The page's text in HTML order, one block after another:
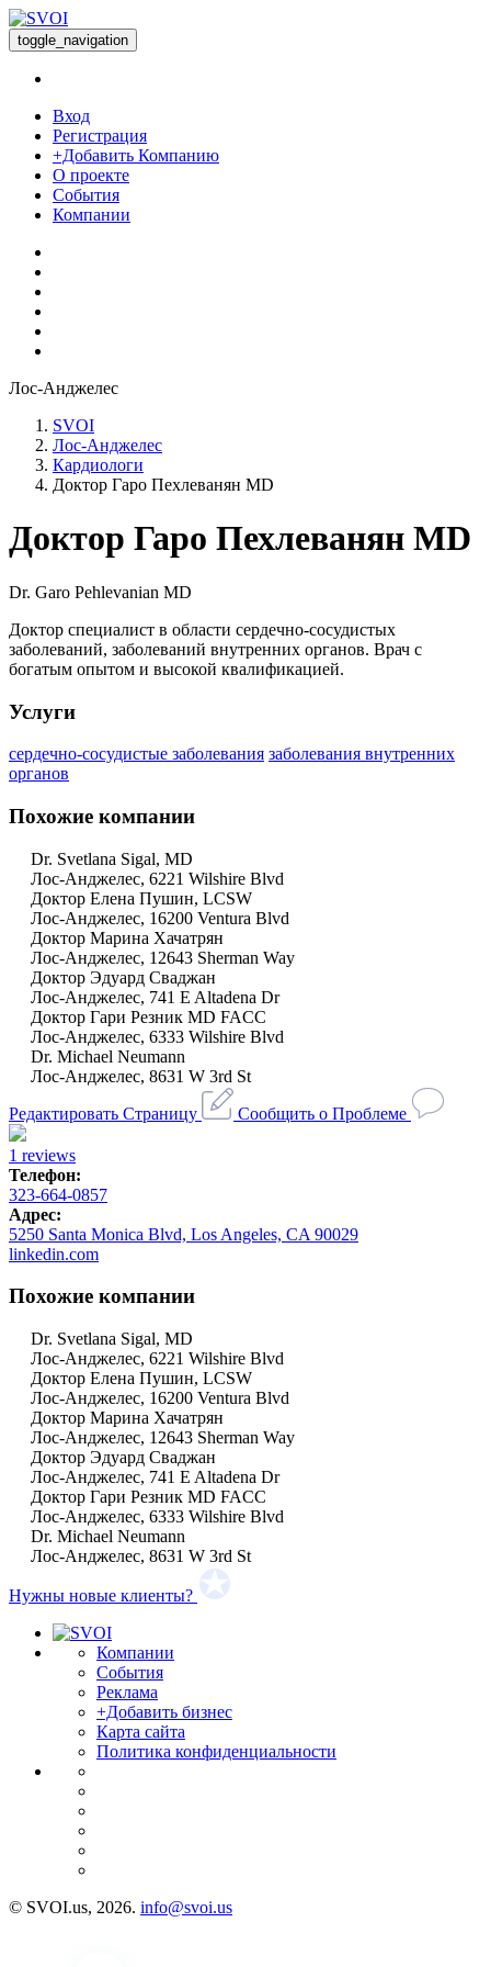
toggle_navigation
Вход
Регистрация
+Добавить Компанию
О проекте
События
Компании
Лос-Анджелес
SVOI
Лос-Анджелес
Кардиологи
Доктор Гаро Пехлеванян MD
Доктор Гаро Пехлеванян MD
Dr. Garo Pehlevanian MD
Доктор специалист в области сердечно-сосудистых
заболеваний, заболеваний внутренних органов. Врач с
богатым опытом и высокой квалификацией.
Услуги
сердечно-сосудистые заболевания заболевания внутренних
органов
Похожие компании
Dr. Svetlana Sigal, MD
Лос-Анджелес, 6221 Wilshire Blvd
Доктор Елена Пушин, LCSW
Лос-Анджелес, 16200 Ventura Blvd
Доктор Марина Хачатрян
Лос-Анджелес, 12643 Sherman Way
Доктор Эдуард Сваджан
Лос-Анджелес, 741 E Altadena Dr
Доктор Гари Резник MD FACC
Лос-Анджелес, 6333 Wilshire Blvd
Dr. Michael Neumann
Лос-Анджелес, 8631 W 3rd St
Редактировать Страницу
Сообщить о Проблеме
1 reviews
Телефон:
323-664-0857
Адрес:
5250 Santa Monica Blvd, Los Angeles, CA 90029
linkedin.com
Похожие компании
Dr. Svetlana Sigal, MD
Лос-Анджелес, 6221 Wilshire Blvd
Доктор Елена Пушин, LCSW
Лос-Анджелес, 16200 Ventura Blvd
Доктор Марина Хачатрян
Лос-Анджелес, 12643 Sherman Way
Доктор Эдуард Сваджан
Лос-Анджелес, 741 E Altadena Dr
Доктор Гари Резник MD FACC
Лос-Анджелес, 6333 Wilshire Blvd
Dr. Michael Neumann
Лос-Анджелес, 8631 W 3rd St
Нужны новые клиенты?
Компании
События
Реклама
+Добавить бизнес
Карта сайта
Политика конфиденциальности
© SVOI.us, 2026. info@svoi.us